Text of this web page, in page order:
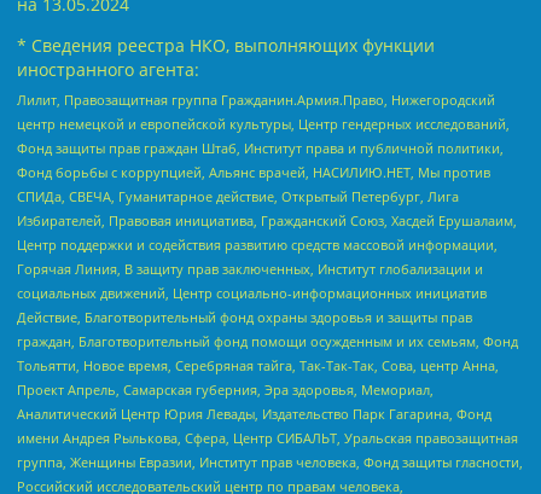
* Сведения реестра НКО, выполняющих функции
иностранного агента:
Лилит, Правозащитная группа Гражданин.Армия.Право, Нижегородский
центр немецкой и европейской культуры, Центр гендерных исследований,
Фонд защиты прав граждан Штаб, Институт права и публичной политики,
Фонд борьбы с коррупцией, Альянс врачей, НАСИЛИЮ.НЕТ, Мы против
СПИДа, СВЕЧА, Гуманитарное действие, Открытый Петербург, Лига
Избирателей, Правовая инициатива, Гражданский Союз, Хасдей Ерушалаим,
Центр поддержки и содействия развитию средств массовой информации,
Горячая Линия, В защиту прав заключенных, Институт глобализации и
социальных движений, Центр социально-информационных инициатив
Действие, Благотворительный фонд охраны здоровья и защиты прав
граждан, Благотворительный фонд помощи осужденным и их семьям, Фонд
Тольятти, Новое время, Серебряная тайга, Так-Так-Так, Сова, центр Анна,
Проект Апрель, Самарская губерния, Эра здоровья, Мемориал,
Аналитический Центр Юрия Левады, Издательство Парк Гагарина, Фонд
имени Андрея Рылькова, Сфера, Центр СИБАЛЬТ, Уральская правозащитная
группа, Женщины Евразии, Институт прав человека, Фонд защиты гласности,
Российский исследовательский центр по правам человека,